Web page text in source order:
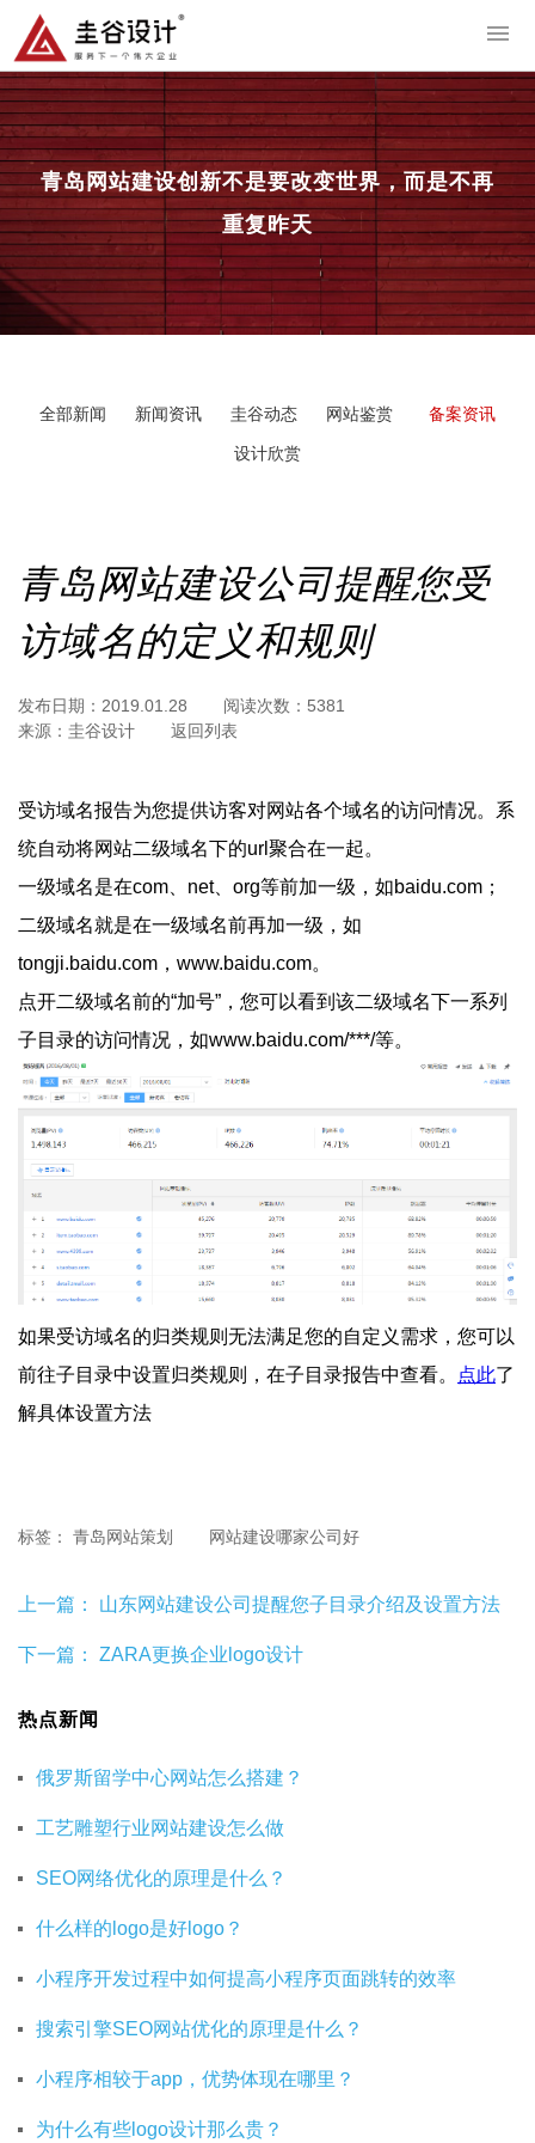
青岛网站建设创新不是要改变世界，而是不再
重复昨天
全部新闻 新闻资讯 圭谷动态 网站鉴赏 备案资讯
设计欣赏
青岛网站建设公司提醒您受
访域名的定义和规则
发布日期： 2019.01.28 阅读次数： 5381
来源： 圭谷设计 返回列表
受访域名报告为您提供访客对网站各个域名的访问情况。系
统自动将网站二级域名下的url聚合在一起。
一级域名是在com、net、org等前加一级，如baidu.com；
二级域名就是在一级域名前再加一级，如
tongji.baidu.com，www.baidu.com。
点开二级域名前的“加号”，您可以看到该二级域名下一系列
子目录的访问情况，如www.baidu.com/***/等。
如果受访域名的归类规则无法满足您的自定义需求，您可以
前往子目录中设置归类规则，在子目录报告中查看。
点此了
解具体设置方法
标签： 青岛网站策划 网站建设哪家公司好
上一篇： 山东网站建设公司提醒您子目录介绍及设置方法
下一篇： ZARA更换企业logo设计
热点新闻
俄罗斯留学中心网站怎么搭建？
工艺雕塑行业网站建设怎么做
SEO网络优化的原理是什么？
什么样的logo是好logo？
小程序开发过程中如何提高小程序页面跳转的效率
搜索引擎SEO网站优化的原理是什么？
小程序相较于app，优势体现在哪里？
为什么有些logo设计那么贵？